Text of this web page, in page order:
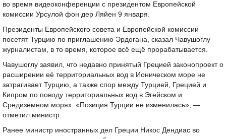
во время видеоконференции с президентом Европейской
комиссии Урсулой фон дер Ляйен 9 января.
Президенты Европейского совета и Европейской комиссии
посетят Турцию по приглашению Эрдогана, сказал Чавушоглу
журналистам, в то время, которое всё ещё прорабатывается.
Чавушоглу заявил, что недавно принятый Грецией законопроект о
расширении её территориальных вод в Ионическом море не
затрагивает Турцию, а также спор между Турцией, Грецией и
Кипром по поводу территориальных вод в Эгейском и
Средиземном морях. «Позиция Турции не изменилась», —
отметил министр.
Ранее министр иностранных дел Греции Никос Дендиас во